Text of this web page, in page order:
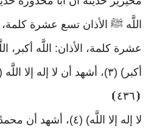
عشرة كلمة، الأذان: اللَّه أكبر،
أكبر) (٣)، أشهد أن لا إله إلا اللَّه (أشهد أن
⦗٤٣٦ ⦘
لا إله إلا اللَّه) (٤)،